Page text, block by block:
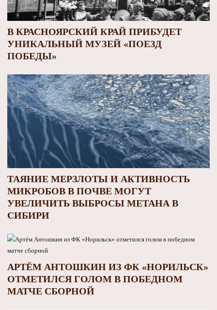
В КРАСНОЯРСКИЙ КРАЙ ПРИБУДЕТ
УНИКАЛЬНЫЙ МУЗЕЙ «ПОЕЗД
ПОБЕДЫ»
ТАЯНИЕ МЕРЗЛОТЫ И АКТИВНОСТЬ
МИКРОБОВ В ПОЧВЕ МОГУТ
УВЕЛИЧИТЬ ВЫБРОСЫ МЕТАНА В
СИБИРИ
АРТЁМ АНТОШКИН ИЗ ФК «НОРИЛЬСК»
ОТМЕТИЛСЯ ГОЛОМ В ПОБЕДНОМ
МАТЧЕ СБОРНОЙ